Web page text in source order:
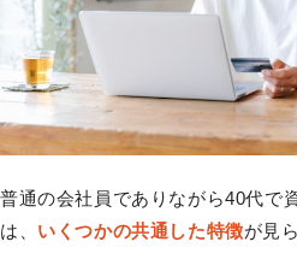
普通の会社員でありながら40代で
は、 いくつかの共通した特徴が見